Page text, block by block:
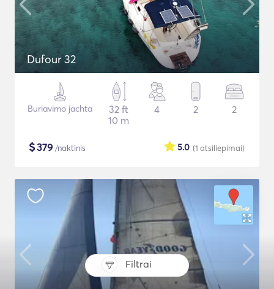
Filtrai
Dufour 32
Buriavimo jachta
32 ft
10 m
4 2 2
$379 /naktinis (1 atsiliepimai)
5.0